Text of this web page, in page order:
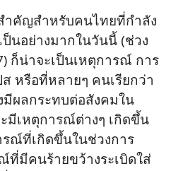
คัญสำหรับคนไทยที่กำลัง
นอย่างมากในวันนี้ (ช่วง
ก็น่าจะเป็นเหตุการณ์ การ
หรือที่หลายๆ คนเรียกว่า
ผลกระทบต่อสังคมใน
มีเหตุการณ์ต่างๆ เกิดขึ้น
ณ์ที่เกิดขึ้นในช่วงการ
มีคนร้ายขว้างระเบิดใส่